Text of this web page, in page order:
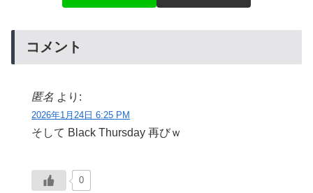
コメント
匿名 より:
2026年1月24日 6:25 PM
そして Black Thursday 再びｗ
0